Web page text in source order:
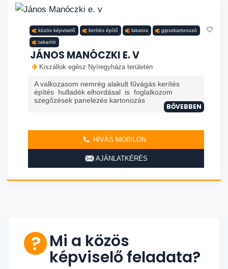
közös képviselő kerítés építő lakatos gipszkartonozó
takarító
JÁNOS MANÓCZKI E. V
Kiszállok egész Nyíregyháza területén
A valkozasom nemrég alakult fűvágás kerítés
építés hulladék elhordásal is foglalkozom
szegőzések panelezés kartonozás
BŐVEBBEN
HÍVÁS MOBILON
AJÁNLATKÉRÉS
Mi a közös
képviselő feladata?